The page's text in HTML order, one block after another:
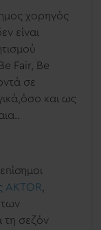
χορηγός
είναι
Fair, Be
σε
και ως
AKTOR
των
τη σεζόν